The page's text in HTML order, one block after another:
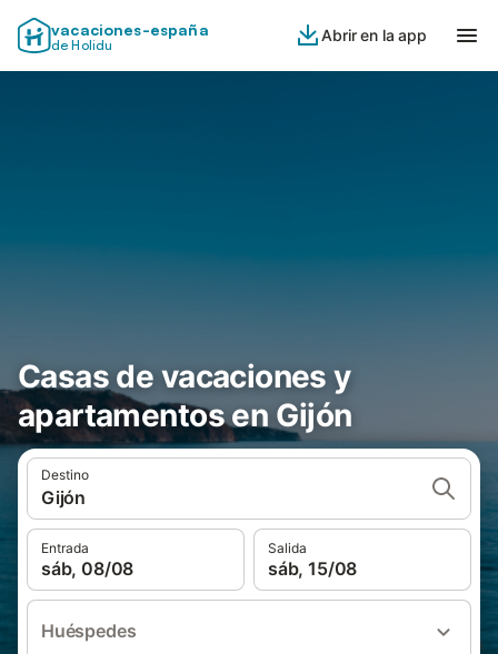
vacaciones-españa
de Holidu
Abrir en la app
Casas de vacaciones y
apartamentos en Gijón
Destino
Gijón
Entrada
sáb, 08/08
Salida
sáb, 15/08
Huéspedes